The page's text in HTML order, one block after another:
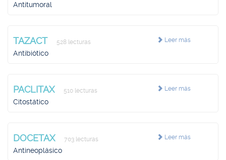
Antitumoral
Leer más
TAZACT 528 lecturas
Antibiótico
Leer más
PACLITAX 510 lecturas
Citostático
Leer más
DOCETAX 703 lecturas
Antineoplásico